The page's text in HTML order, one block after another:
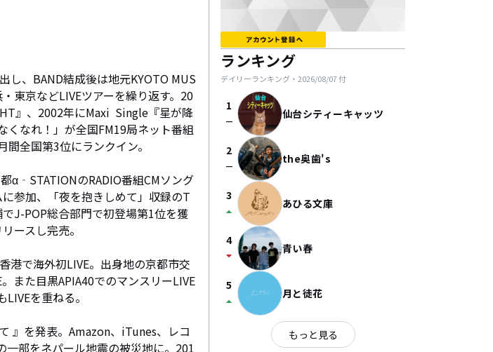
し、BAND結成後は地元KYOTO MUS
東京などLIVEツアーを繰り返す。20
』、2002年にMaxi  Single『星が降
くなれ！」が全国FM19局ネット番組
全国第3位にランクイン。
α‐STATIONのRADIO番組CMソング
参加、「夜を抱きしめて」収録のT
J-POP総合部門で初登場第1位を獲
ースし完売。
港で海外初LIVE。出身地の京都市交
また目黒APIA40でのマンスリーLIVE
を重ねる。
』を発表。Amazon、iTunes、レコ
一部をネパール地震の被災地に。201
ランキング
デイリーランキング・ 2026/08/07付
1
check_indeterminate_small 仙台シティーキャッツ
2
check_indeterminate_small the奥歯's
3
arrow_drop_up あひる文庫
4
arrow_drop_down 青い春
5
arrow_drop_up 月と徒花
もっと見る